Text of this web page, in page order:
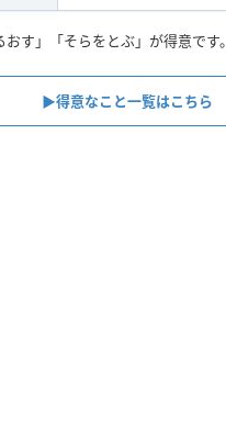
す」「そらをとぶ」が得意です。
▶︎得意なこと一覧はこちら